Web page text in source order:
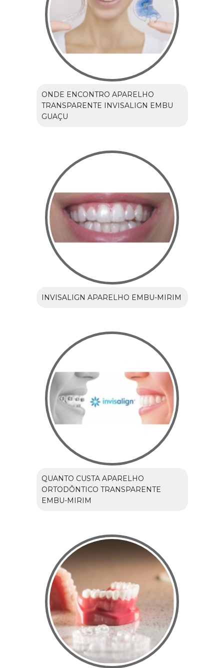
ONDE ENCONTRO APARELHO
TRANSPARENTE INVISALIGN EMBU
GUAÇU
INVISALIGN APARELHO EMBU-MIRIM
QUANTO CUSTA APARELHO
ORTODÔNTICO TRANSPARENTE
EMBU-MIRIM